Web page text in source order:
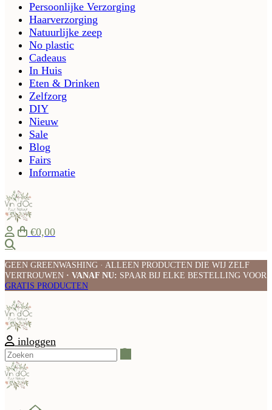
Persoonlijke Verzorging
Haarverzorging
Natuurlijke zeep
No plastic
Cadeaus
In Huis
Eten & Drinken
Zelfzorg
DIY
Nieuw
Sale
Blog
Fairs
Informatie
€0,00
GEEN GREENWASHING · ALLEEN PRODUCTEN DIE WIJ ZELF
VERTROUWEN · VANAF NU: SPAAR BIJ ELKE BESTELLING VOOR
GRATIS PRODUCTEN
inloggen